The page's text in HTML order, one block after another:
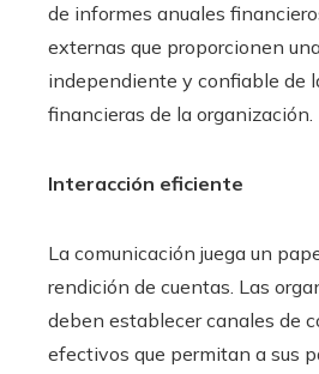
de informes anuales
externas que proporcionen
independiente y confiable de
financieras de la organización.
Interacción eficiente
La comunicación juega un
rendición de cuentas. Las
deben establecer canales de
efectivos que permitan a sus